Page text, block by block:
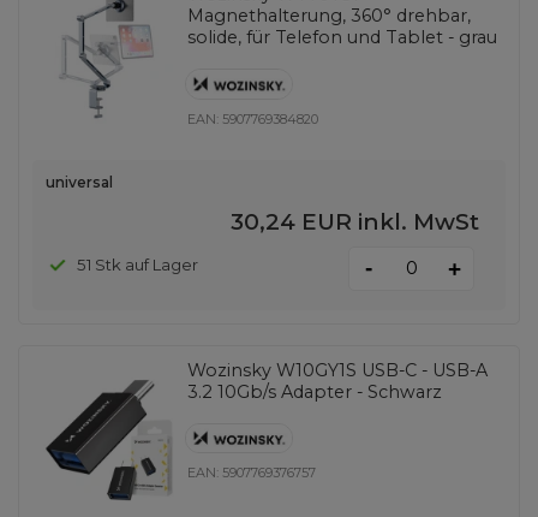
Magnethalterung, 360° drehbar,
solide, für Telefon und Tablet - grau
EAN: 5907769384820
universal
30,24 EUR inkl. MwSt
51 Stk auf Lager - +
Wozinsky W10GY1S USB-C - USB-A
3.2 10Gb/s Adapter - Schwarz
EAN: 5907769376757